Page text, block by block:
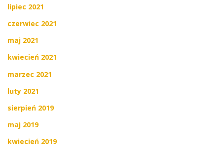
lipiec 2021
czerwiec 2021
maj 2021
kwiecień 2021
marzec 2021
luty 2021
sierpień 2019
maj 2019
kwiecień 2019